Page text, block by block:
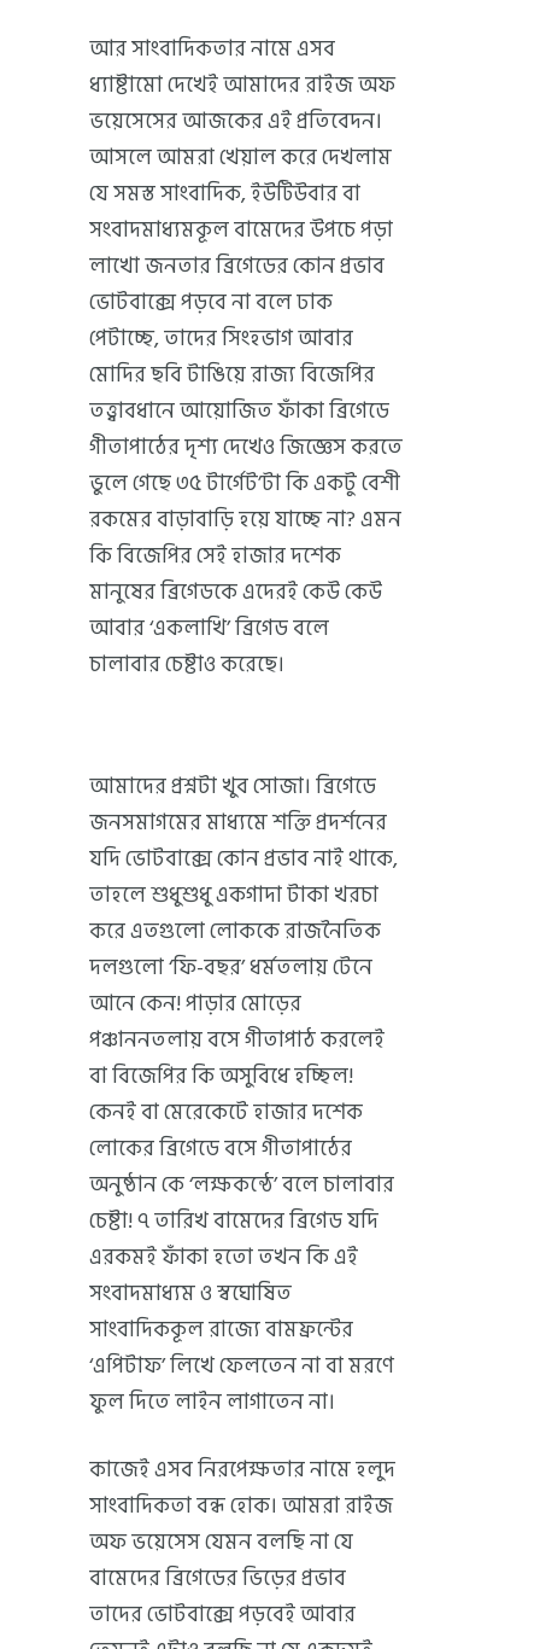
আর সাংবাদিকতার নামে এসব
ধ্যাষ্টামো দেখেই আমাদের রাইজ অফ
ভয়েসেসের আজকের এই প্রতিবেদন।
আসলে আমরা খেয়াল করে দেখলাম
যে সমস্ত সাংবাদিক, ইউটিউবার বা
সংবাদমাধ্যমকূল বামেদের উপচে পড়া
লাখো জনতার ব্রিগেডের কোন প্রভাব
ভোটবাক্সে পড়বে না বলে ঢাক
পেটাচ্ছে, তাদের সিংহভাগ আবার
মোদির ছবি টাঙিয়ে রাজ্য বিজেপির
তত্ত্বাবধানে আয়োজিত ফাঁকা ব্রিগেডে
গীতাপাঠের দৃশ্য দেখেও জিজ্ঞেস করতে
ভুলে গেছে ৩৫ টার্গেট’টা কি একটু বেশী
রকমের বাড়াবাড়ি হয়ে যাচ্ছে না? এমন
কি বিজেপির সেই হাজার দশেক
মানুষের ব্রিগেডকে এদেরই কেউ কেউ
আবার ‘একলাখি’ ব্রিগেড বলে
চালাবার চেষ্টাও করেছে।
আমাদের প্রশ্নটা খুব সোজা। ব্রিগেডে
জনসমাগমের মাধ্যমে শক্তি প্রদর্শনের
যদি ভোটবাক্সে কোন প্রভাব নাই থাকে,
তাহলে শুধুশুধু একগাদা টাকা খরচা
করে এতগুলো লোককে রাজনৈতিক
দলগুলো ‘ফি-বছর’ ধর্মতলায় টেনে
আনে কেন! পাড়ার মোড়ের
পঞ্চাননতলায় বসে গীতাপাঠ করলেই
বা বিজেপির কি অসুবিধে হচ্ছিল!
কেনই বা মেরেকেটে হাজার দশেক
লোকের ব্রিগেডে বসে গীতাপাঠের
অনুষ্ঠান কে ‘লক্ষকন্ঠে’ বলে চালাবার
চেষ্টা! ৭ তারিখ বামেদের ব্রিগেড যদি
এরকমই ফাঁকা হতো তখন কি এই
সংবাদমাধ্যম ও স্বঘোষিত
সাংবাদিককূল রাজ্যে বামফ্রন্টের
‘এপিটাফ’ লিখে ফেলতেন না বা মরণে
ফুল দিতে লাইন লাগাতেন না।
কাজেই এসব নিরপেক্ষতার নামে হলুদ
সাংবাদিকতা বন্ধ হোক। আমরা রাইজ
অফ ভয়েসেস যেমন বলছি না যে
বামেদের ব্রিগেডের ভিড়ের প্রভাব
তাদের ভোটবাক্সে পড়বেই আবার